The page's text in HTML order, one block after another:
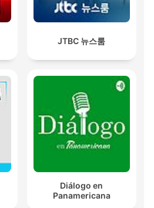
JTBC 뉴스룸
Diálogo en
Panamericana